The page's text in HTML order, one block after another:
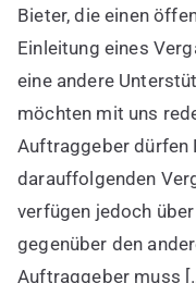
Bieter, die einen
Einleitung eines
eine andere
möchten mit uns
Auftraggeber dürfen
darauffolgenden
verfügen jedoch
gegenüber den
Auftraggeber muss